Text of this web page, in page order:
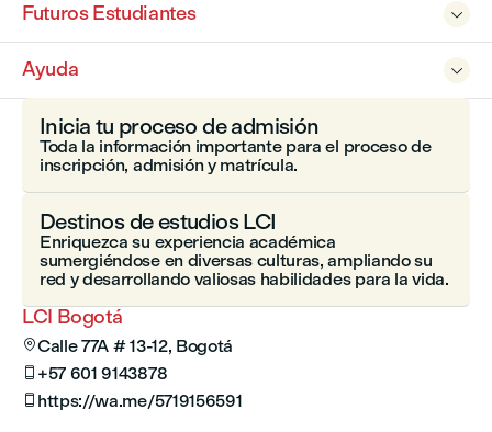

Futuros Estudiantes

Ayuda
LCI Bogotá
Calle 77A # 13-12, Bogotá
 +57 601 9143878
 https://wa.me/5719156591
Inicia tu proceso de admisión
Toda la información importante para el proceso de
inscripción, admisión y matrícula.
Destinos de estudios LCI
Enriquezca su experiencia académica
sumergiéndose en diversas culturas, ampliando su
red y desarrollando valiosas habilidades para la vida.